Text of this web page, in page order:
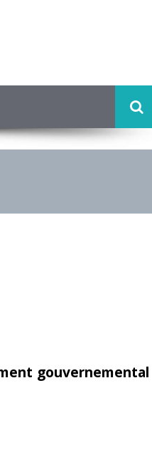
gouvernemental